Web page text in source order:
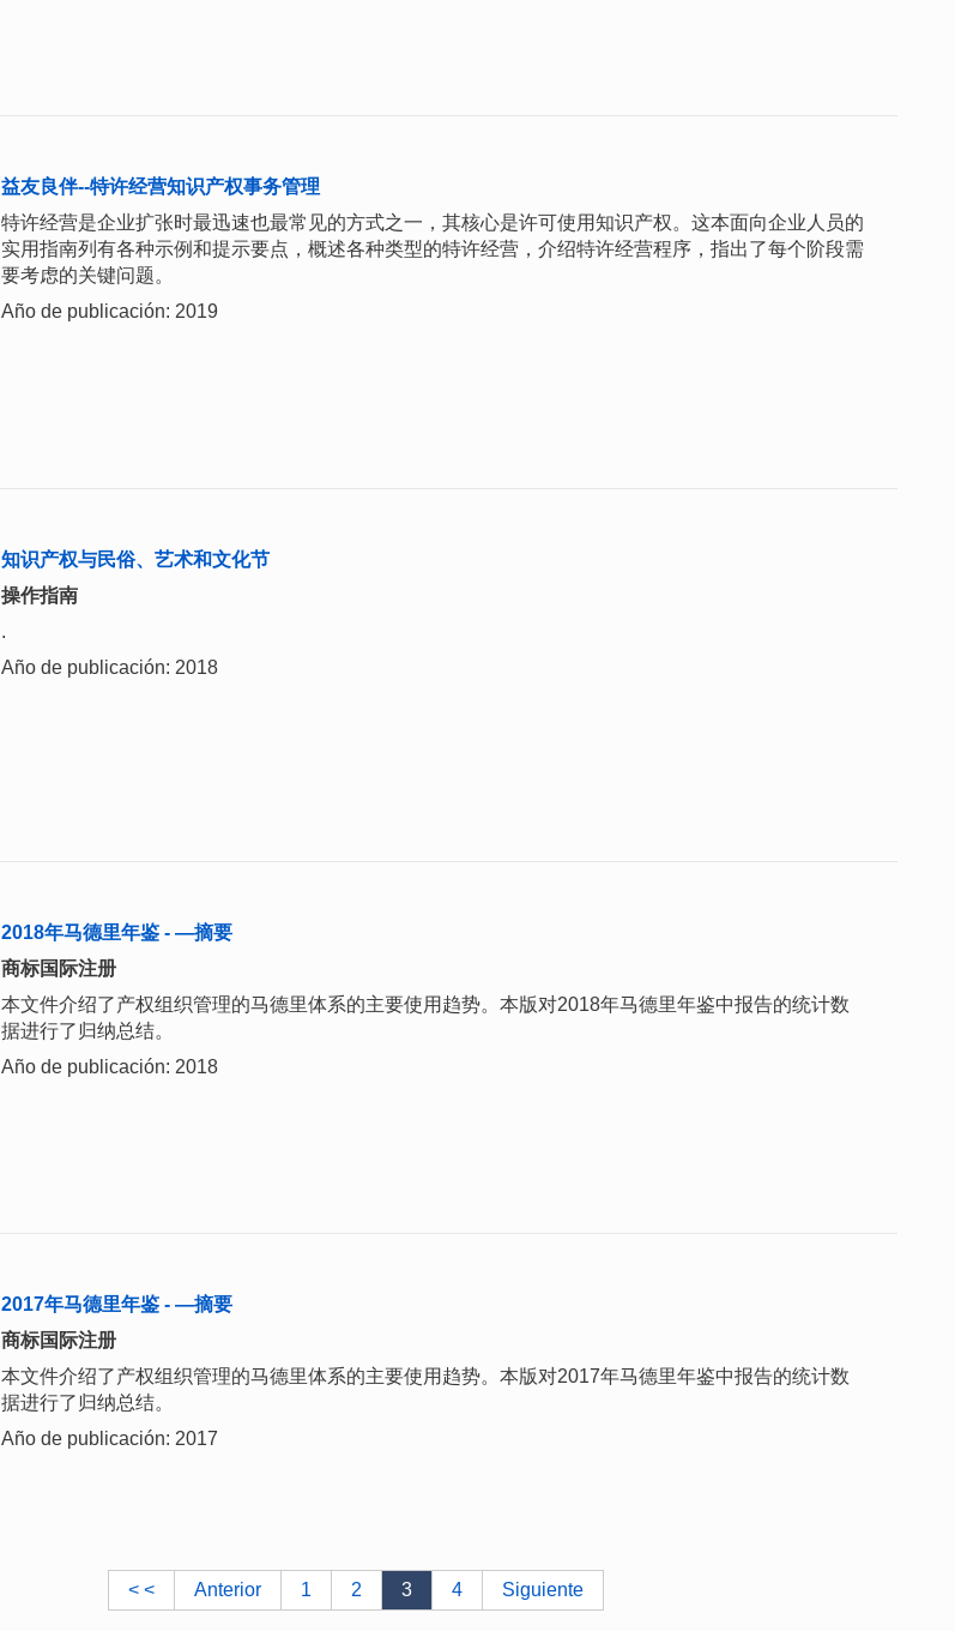
益友良伴--特许经营知识产权事务管理
特许经营是企业扩张时最迅速也最常见的方式之一，其核心是许可使用知识产权。这本面向企业人员的
实用指南列有各种示例和提示要点，概述各种类型的特许经营，介绍特许经营程序，指出了每个阶段需
要考虑的关键问题。
Año de publicación: 2019
知识产权与民俗、艺术和文化节
操作指南
.
Año de publicación: 2018
2018年马德里年鉴 - —摘要
商标国际注册
本文件介绍了产权组织管理的马德里体系的主要使用趋势。本版对2018年马德里年鉴中报告的统计数
据进行了归纳总结。
Año de publicación: 2018
2017年马德里年鉴 - —摘要
商标国际注册
本文件介绍了产权组织管理的马德里体系的主要使用趋势。本版对2017年马德里年鉴中报告的统计数
据进行了归纳总结。
Año de publicación: 2017
< < Anterior 1 2 3 4 Siguiente